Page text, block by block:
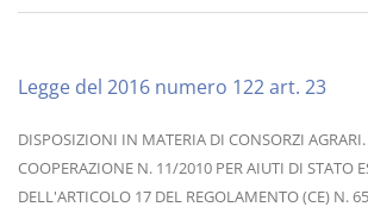
Legge del 2016 numero 122 art. 23
DISPOSIZIONI IN MATERIA DI CONSORZI
COOPERAZIONE N. 11/2010 PER AIUTI DI STATO
DELL'ARTICOLO 17 DEL REGOLAMENTO (CE) N.